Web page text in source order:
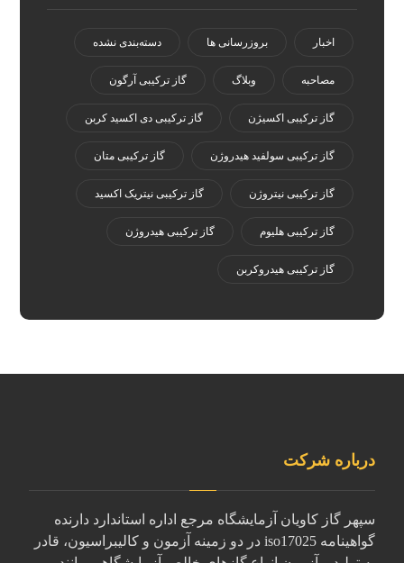
اخبار بروزرسانی ها دسته‌بندی نشده
مصاحبه وبلاگ گاز ترکیبی آرگون
گاز ترکیبی اکسیژن گاز ترکیبی دی اکسید کربن
گاز ترکیبی سولفید هیدروژن گاز ترکیبی متان
گاز ترکیبی نیتروژن گاز ترکیبی نیتریک اکسید
گاز ترکیبی هلیوم گاز ترکیبی هیدروژن
گاز ترکیبی هیدروکربن
درباره شرکت
سپهر گاز کاویان آزمایشگاه مرجع اداره استاندارد دارنده
گواهینامه iso17025 در دو زمینه آزمون و کالیبراسیون، قادر